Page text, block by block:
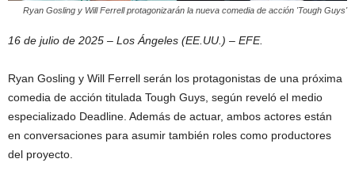
Ryan Gosling y Will Ferrell protagonizarán la nueva comedia de acción 'Tough Guys'
16 de julio de 2025 – Los Ángeles (EE.UU.) – EFE.
Ryan Gosling y Will Ferrell serán los protagonistas de una próxima
comedia de acción titulada Tough Guys, según reveló el medio
especializado Deadline. Además de actuar, ambos actores están
en conversaciones para asumir también roles como productores
del proyecto.